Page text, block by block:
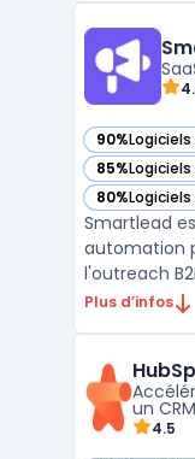
avec 200M
dossiers
90%
— voir
85%
— voir
80%
— voir
Smartlead
automation
l'outreach
centralise la
solution
Plus d’infos
un
4.5